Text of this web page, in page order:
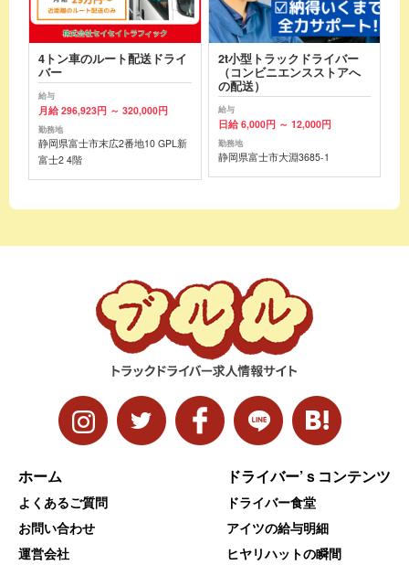
4トン車のルート配送ドライ
バー
給与
月給 296,923円 ～ 320,000円
勤務地
静岡県富士市末広2番地10 GPL新
富士2 4階
2t小型トラックドライバー
（コンビニエンスストアへ
の配送）
給与
日給 6,000円 ～ 12,000円
勤務地
静岡県富士市大淵3685-1
ホーム
よくあるご質問
お問い合わせ
運営会社
ドライバー’ｓコンテンツ
ドライバー食堂
アイツの給与明細
ヒヤリハットの瞬間